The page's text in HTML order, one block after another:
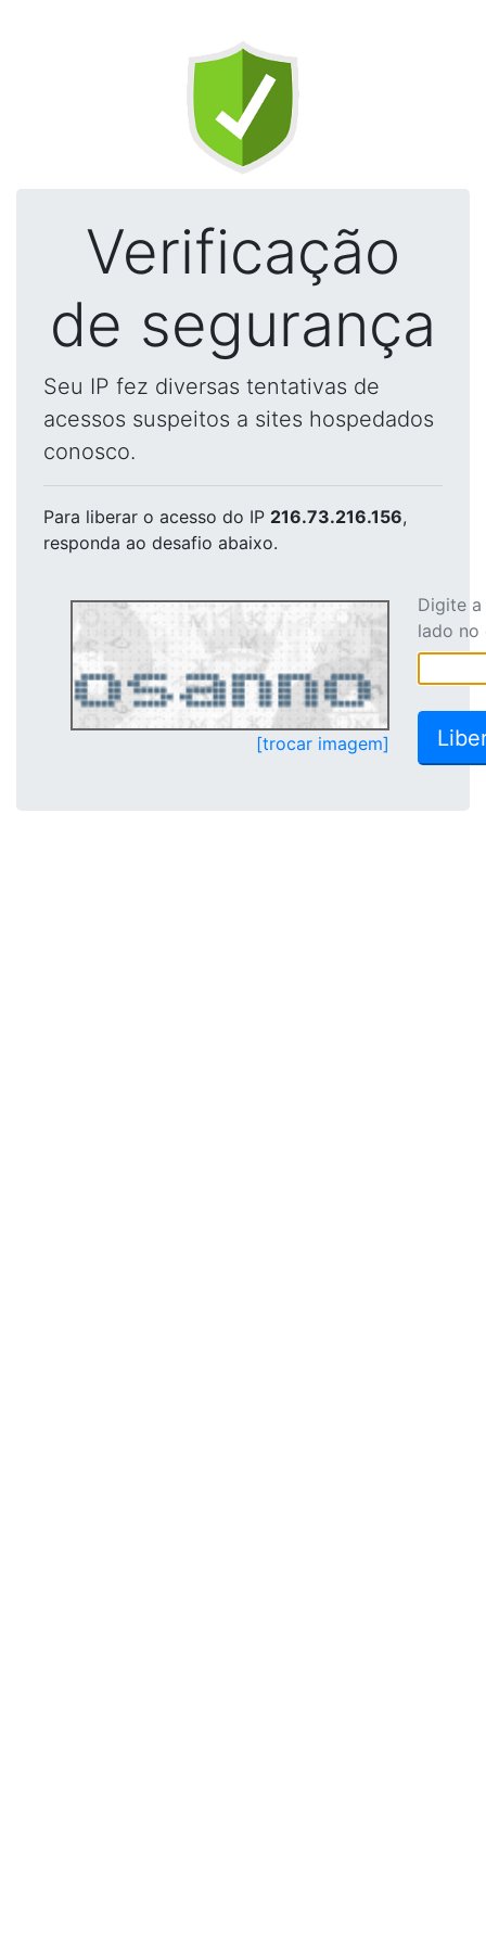
Verificação
de segurança
Seu IP fez diversas tentativas de
acessos suspeitos a sites hospedados
conosco.
Para liberar o acesso do IP 216.73.216.156,
responda ao desafio abaixo.
[trocar imagem]
Digite
lado no